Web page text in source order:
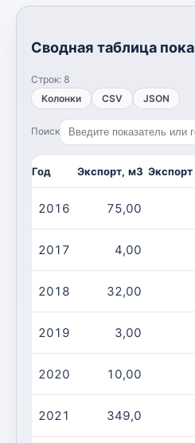
Сводная таблица
Строк: 8
Колонки
CSV JSON
Поиск
Год Экспорт, м3
2016 75,00
2017 4,00
2018 32,00
2019 3,00
2020 10,00
2021 349,0